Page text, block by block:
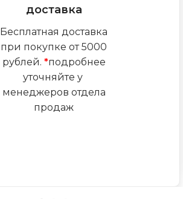
доставка
Бесплатная доставка
при покупке от 5000
рублей. *подробнее
уточняйте у
менеджеров отдела
продаж